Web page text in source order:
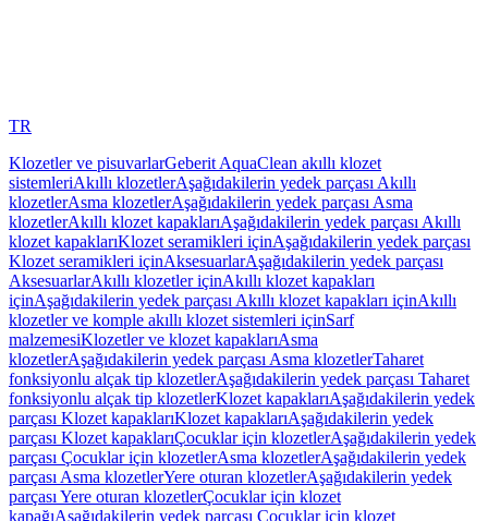
TR
Klozetler ve pisuvarlarGeberit AquaClean akıllı klozet
sistemleriAkıllı klozetlerAşağıdakilerin yedek parçası Akıllı
klozetlerAsma klozetlerAşağıdakilerin yedek parçası Asma
klozetlerAkıllı klozet kapaklarıAşağıdakilerin yedek parçası Akıllı
klozet kapaklarıKlozet seramikleri içinAşağıdakilerin yedek parçası
Klozet seramikleri içinAksesuarlarAşağıdakilerin yedek parçası
AksesuarlarAkıllı klozetler içinAkıllı klozet kapakları
içinAşağıdakilerin yedek parçası Akıllı klozet kapakları içinAkıllı
klozetler ve komple akıllı klozet sistemleri içinSarf
malzemesiKlozetler ve klozet kapaklarıAsma
klozetlerAşağıdakilerin yedek parçası Asma klozetlerTaharet
fonksiyonlu alçak tip klozetlerAşağıdakilerin yedek parçası Taharet
fonksiyonlu alçak tip klozetlerKlozet kapaklarıAşağıdakilerin yedek
parçası Klozet kapaklarıKlozet kapaklarıAşağıdakilerin yedek
parçası Klozet kapaklarıÇocuklar için klozetlerAşağıdakilerin yedek
parçası Çocuklar için klozetlerAsma klozetlerAşağıdakilerin yedek
parçası Asma klozetlerYere oturan klozetlerAşağıdakilerin yedek
parçası Yere oturan klozetlerÇocuklar için klozet
kapağıAşağıdakilerin yedek parçası Çocuklar için klozet